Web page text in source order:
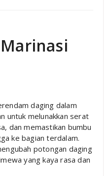
daging dalam
untuk melunakkan serat
dan memastikan bumbu
ke bagian terdalam.
potongan daging
yang kaya rasa dan